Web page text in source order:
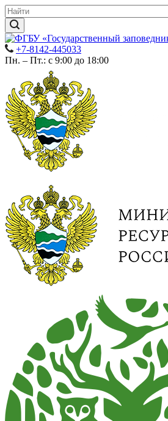
+7-8142-445033
Пн. – Пт.: с 9:00 до 18:00